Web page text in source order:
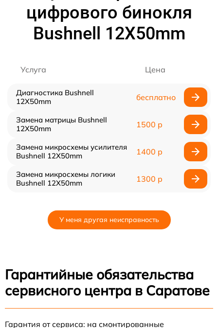
цифрового бинокля
Bushnell 12X50mm
Услуга Цена
Диагностика Bushnell
12X50mm
бесплатно
Замена матрицы Bushnell
12X50mm
1500 р
Замена микросхемы усилителя
Bushnell 12X50mm
1400 р
Замена микросхемы логики
Bushnell 12X50mm
1300 р
У меня другая неисправность
Гарантийные обязательства
сервисного центра в Саратове
Гарантия от сервиса: на смонтированные